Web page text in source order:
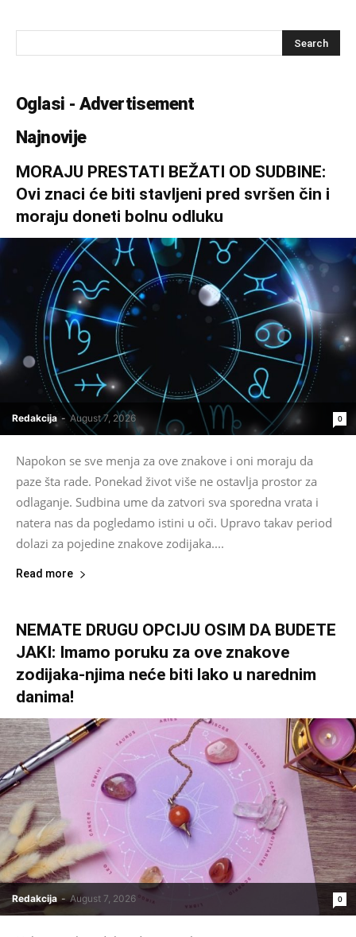
Oglasi - Advertisement
Najnovije
MORAJU PRESTATI BEŽATI OD SUDBINE:
Ovi znaci će biti stavljeni pred svršen čin i
moraju doneti bolnu odluku
Redakcija - August 7, 2026 0
Napokon se sve menja za ove znakove i oni moraju da
paze šta rade. Ponekad život više ne ostavlja prostor za
odlaganje. Sudbina ume da zatvori sva sporedna vrata i
natera nas da pogledamo istini u oči. Upravo takav period
dolazi za pojedine znakove zodijaka....
Read more
NEMATE DRUGU OPCIJU OSIM DA BUDETE
JAKI: Imamo poruku za ove znakove
zodijaka-njima neće biti lako u narednim
danima!
Redakcija - August 7, 2026 0